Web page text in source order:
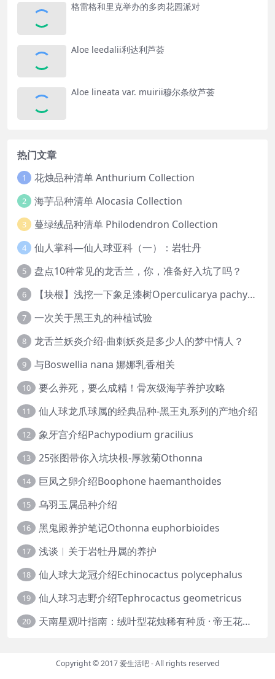
格雷格和里克举办的多肉花园派对
Aloe leedalii利达利芦荟
Aloe lineata var. muirii穆尔条纹芦荟
热门文章
1 花烛品种清单 Anthurium Collection
2 海芋品种清单 Alocasia Collection
3 蔓绿绒品种清单 Philodendron Collection
4 仙人掌科—仙人球亚科（一）：岩牡丹
5 盘点10种常见的龙舌兰，你，准备好入坑了吗？
6 【块根】浅挖一下象足漆树Operculicarya pachypus
7 一次关于黑王丸的种植试验
8 龙舌兰妖炎介绍-曲刺妖炎是多少人的梦中情人？
9 与Boswellia nana 娜娜乳香相关
10 要么养死，要么成精！骨灰级海芋养护攻略
11 仙人球龙爪球属的经典品种-黑王丸系列的产地介绍
12 象牙宫介绍Pachypodium gracilius
13 25张图带你入坑块根-厚敦菊Othonna
14 巨凤之卵介绍Boophone haemanthoides
15 乌羽玉属品种介绍
16 黑鬼殿养护笔记Othonna euphorbioides
17 浅谈︱关于岩牡丹属的养护
18 仙人球大龙冠介绍Echinocactus polycephalus
19 仙人球习志野介绍Tephrocactus geometricus
20 天南星观叶指南：绒叶型花烛稀有种质 · 帝王花烛等
Copyright © 2017爱生活吧- All rights reserved